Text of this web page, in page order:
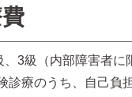
3級（内部障害者
診療のうち、自己負